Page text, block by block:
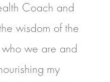
Coach and
wisdom of the
we are and
my